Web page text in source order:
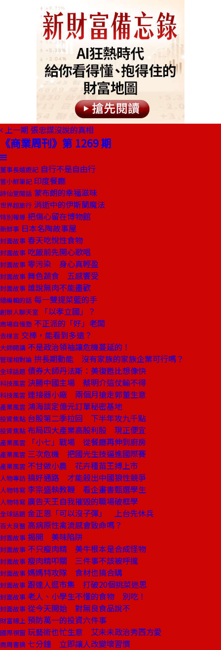
上一期 張忠謀沒說的真相
《商業周刊》第 1269 期
董事長嬉遊記 自行不是自由行
嘗小鮮筆記 印度餐廳
詩仙堂閒話 蒙布朗的幸福滋味
世界超旅行 消逝中的伊斯蘭魔法
特別報導 把傷心留在博物館
新鮮事 日本名陶故事屋
封面故事 春天吃悅性食物
封面故事 吃飯前先開心歌唱
封面故事 零污染 身心真輕盈
封面故事 舞色蔬食 五感饗受
封面故事 誰說無肉不能盡歡
總編輯的話 每一雙提菜籃的手
創辦人聊天室 「以孝立國」？
商場自慢塾 不正派的「好」老闆
去梯言 交棒，能看到多遠？
大師開講 不是政治領袖讓危機蔓延的！
管理相對論 拚長期動能 沒有家族的家族企業可行嗎？
全球話題 債券大師丹法斯：美復甦比想像快
科技風雲 決勝中國主場 蔡明介這仗輸不得
科技風雲 連接器小廠 兩個月搶走郭董生意
產業風雲 鴻海談定億元訂單秘密基地
投資焦點 台股第二季拉回 下半年攻九千點
投資焦點 布局四大產業高股利股 現正便宜
產業風雲 「小七」戰場 從餐廳再伸到廚房
產業風雲 三次危機 把國光生技逼進國際賽
產業風雲 不甘做小農 花卉種苗王搏上市
人物專訪 搞好通路 才能殺出中國狼性競爭
人物特寫 李宗盛執教鞭 看企畫書甄選學生
人物特寫 廣告天王自我摧毀的職場破框學
全球話題 金正恩「可以沒子彈」 上台先休兵
百大良醫 高病原性禽流感會致命嗎？
封面故事 揭開 美味陷阱
封面故事 不只瘦肉精 美牛根本是合成怪物
封面故事 瘦肉精叩關 三件事不該被呼攏
封面故事 媽媽特攻隊 食材也搞合購
封面故事 跟達人逛市集 打破20個挑菜迷思
封面故事 老人、小學生不懂的食物 別吃！
封面故事 從今天開始 對無良食品說不
財富線上 預防萬一的投資六件事
國際視窗 玩藝術也忙生意 艾未未政治秀西方愛
商周書摘 七分鐘 立即讓人改變壞習慣